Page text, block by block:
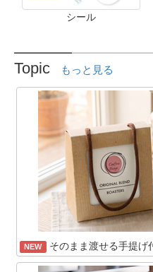
シール
Topic もっと見る
NEW そのまま渡せる手提げ